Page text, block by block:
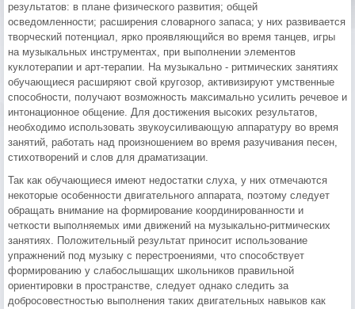
результатов: в плане физического развития; общей
осведомленности; расширения словарного запаса; у них развивается
творческий потенциал, ярко проявляющийся во время танцев, игры
на музыкальных инструментах, при выполнении элементов
куклотерапии и арт-терапии. На музыкально - ритмических занятиях
обучающиеся расширяют свой кругозор, активизируют умственные
способности, получают возможность максимально усилить речевое и
интонационное общение. Для достижения высоких результатов,
необходимо использовать звукоусиливающую аппаратуру во время
занятий, работать над произношением во время разучивания песен,
стихотворений и слов для драматизации.
Так как обучающиеся имеют недостатки слуха, у них отмечаются
некоторые особенности двигательного аппарата, поэтому следует
обращать внимание на формирование координированности и
четкости выполняемых ими движений на музыкально-ритмических
занятиях. Положительный результат приносит использование
упражнений под музыку с перестроениями, что способствует
формированию у слабослышащих школьников правильной
ориентировки в пространстве, следует однако следить за
добросовестностью выполнения таких двигательных навыков как